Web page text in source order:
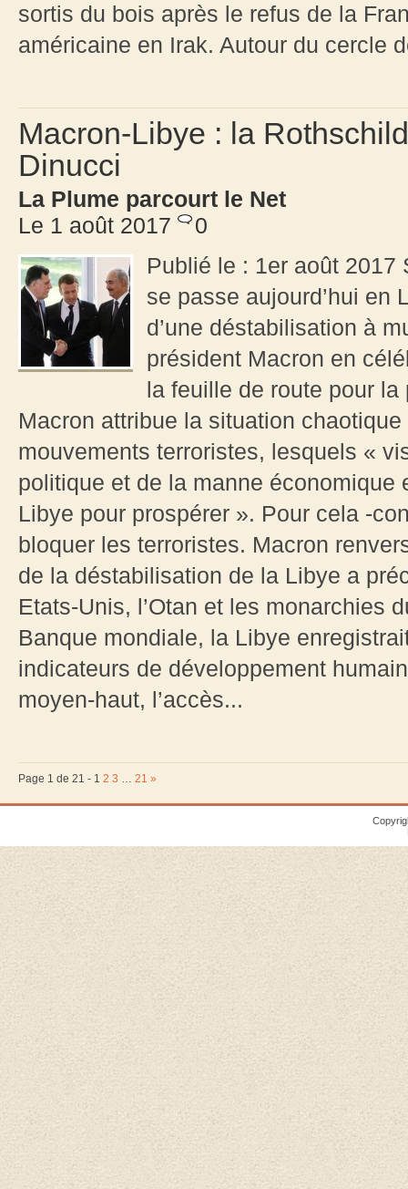
sortis du bois après le refus de la
américaine en Irak. Autour du cercle
Macron-Libye : la
Dinucci
La Plume parcourt le Net
Le 1 août 2017
0
Publié le : 1er août 2017
se passe aujourd’hui en
d’une déstabilisation à
président Macron en
la feuille de route pour
Macron attribue la situation
mouvements terroristes, lesquels «
politique et de la manne économique
Libye pour prospérer ». Pour cela -
bloquer les terroristes. Macron
de la déstabilisation de la Libye a
Etats-Unis, l’Otan et les monarchies
Banque mondiale, la Libye
indicateurs de développement
moyen-haut, l’accès...
Page 1 de 21 - 1 2 3 … 21 »